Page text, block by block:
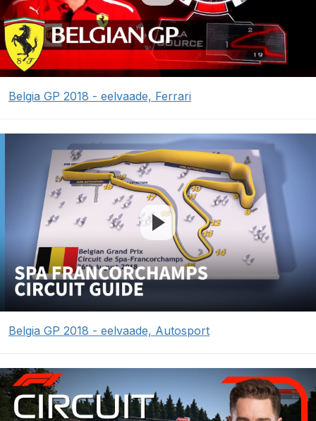
Belgia GP 2018 - eelvaade, Ferrari
Belgia GP 2018 - eelvaade, Autosport